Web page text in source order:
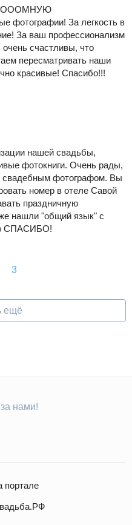
За легкость в
За ваш профессионализм
счастливы, что
пересматривать наши
красивые! Спасибо!!!
нашей свадьбы,
фотокниги. Очень рады,
свадебным фотографом. Вы
номер в отеле Савой
праздничную
нашли "общий язык" с
) СПАСИБО!
3
ещё
нами!
портале